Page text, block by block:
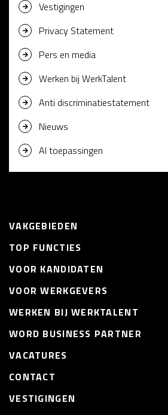
Vestigingen
Privacy Statement
Pers en media
Werken bij WerkTalent
Anti discriminatiestatement
Nieuws
AI toepassingen
VAKGEBIEDEN
TOP FUNCTIES
VOOR KANDIDATEN
VOOR WERKGEVERS
WERKEN BIJ WERKTALENT
WORD BUSINESS PARTNER
VACATURES
CONTACT
VESTIGINGEN